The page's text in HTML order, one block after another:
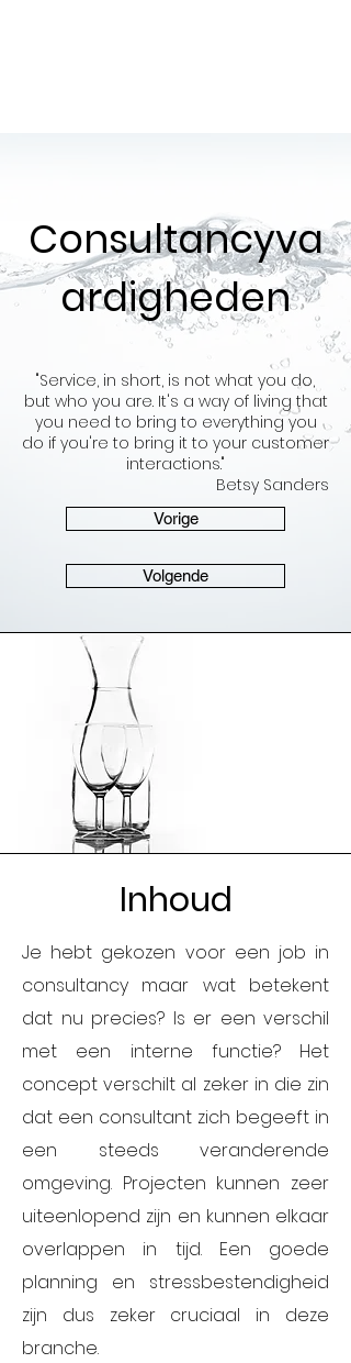
Consultancyva
ardigheden
"Service, in short, is not what you do,
but who you are. It's a way of living that
you need to bring to everything you
do if you're to bring it to your customer
interactions."
Betsy Sanders
Vorige
Volgende
Inhoud
Je hebt gekozen voor een job in
consultancy maar wat betekent
dat nu precies? Is er een verschil
met een interne functie? Het
concept verschilt al zeker in die zin
dat een consultant zich begeeft in
een steeds veranderende
omgeving. Projecten kunnen zeer
uiteenlopend zijn en kunnen elkaar
overlappen in tijd. Een goede
planning en stressbestendigheid
zijn dus zeker cruciaal in deze
branche.